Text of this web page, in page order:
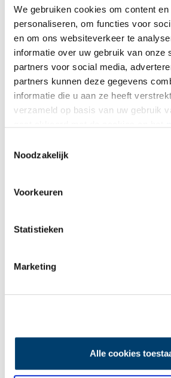
We gebruiken cookies om content
personaliseren, om functies voor
en om ons websiteverkeer te
informatie over uw gebruik van onze
partners voor social media,
partners kunnen deze gegevens
informatie die u aan ze heeft
verzameld op basis van uw gebruik
Noodzakelijk
Voorkeuren
Statistieken
Marketing
Alle cookies
Vink dit aan als u op de hoogte
Bekijk meer
Tien verdwenen pretparken
De eendenboeten op De Haukes